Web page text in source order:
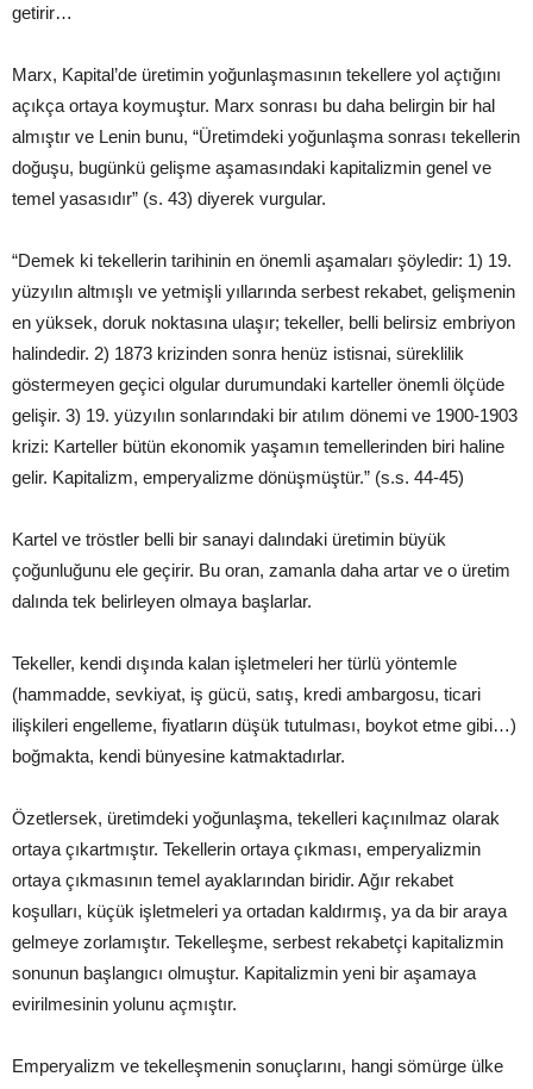
getirir…
Marx, Kapital’de üretimin yoğunlaşmasının tekellere yol açtığını
açıkça ortaya koymuştur. Marx sonrası bu daha belirgin bir hal
almıştır ve Lenin bunu, “Üretimdeki yoğunlaşma sonrası tekellerin
doğuşu, bugünkü gelişme aşamasındaki kapitalizmin genel ve
temel yasasıdır” (s. 43) diyerek vurgular.
“Demek ki tekellerin tarihinin en önemli aşamaları şöyledir: 1) 19.
yüzyılın altmışlı ve yetmişli yıllarında serbest rekabet, gelişmenin
en yüksek, doruk noktasına ulaşır; tekeller, belli belirsiz embriyon
halindedir. 2) 1873 krizinden sonra henüz istisnai, süreklilik
göstermeyen geçici olgular durumundaki karteller önemli ölçüde
gelişir. 3) 19. yüzyılın sonlarındaki bir atılım dönemi ve 1900-1903
krizi: Karteller bütün ekonomik yaşamın temellerinden biri haline
gelir. Kapitalizm, emperyalizme dönüşmüştür.” (s.s. 44-45)
Kartel ve tröstler belli bir sanayi dalındaki üretimin büyük
çoğunluğunu ele geçirir. Bu oran, zamanla daha artar ve o üretim
dalında tek belirleyen olmaya başlarlar.
Tekeller, kendi dışında kalan işletmeleri her türlü yöntemle
(hammadde, sevkiyat, iş gücü, satış, kredi ambargosu, ticari
ilişkileri engelleme, fiyatların düşük tutulması, boykot etme gibi…)
boğmakta, kendi bünyesine katmaktadırlar.
Özetlersek, üretimdeki yoğunlaşma, tekelleri kaçınılmaz olarak
ortaya çıkartmıştır. Tekellerin ortaya çıkması, emperyalizmin
ortaya çıkmasının temel ayaklarından biridir. Ağır rekabet
koşulları, küçük işletmeleri ya ortadan kaldırmış, ya da bir araya
gelmeye zorlamıştır. Tekelleşme, serbest rekabetçi kapitalizmin
sonunun başlangıcı olmuştur. Kapitalizmin yeni bir aşamaya
evirilmesinin yolunu açmıştır.
Emperyalizm ve tekelleşmenin sonuçlarını, hangi sömürge ülke